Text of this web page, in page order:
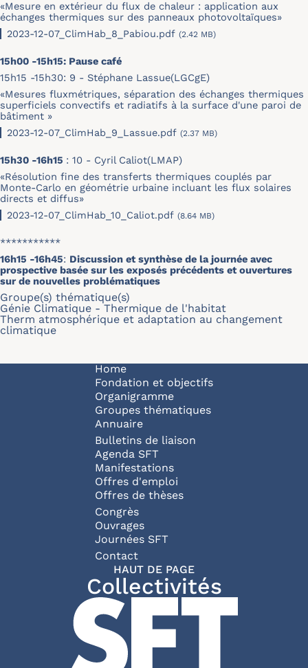
«Mesure en extérieur du flux de chaleur : application aux
échanges thermiques sur des panneaux photovoltaïques»
2023-12-07_ClimHab_8_Pabiou.pdf (2.42 MB)
15h00 -15h15: Pause café
15h15 -15h30: 9 - Stéphane Lassue(LGCgE)
«Mesures fluxmétriques, séparation des échanges thermiques
superficiels convectifs et radiatifs à la surface d'une paroi de
bâtiment »
2023-12-07_ClimHab_9_Lassue.pdf (2.37 MB)
15h30 -16h15 : 10 - Cyril Caliot(LMAP)
«Résolution fine des transferts thermiques couplés par
Monte-Carlo en géométrie urbaine incluant les flux solaires
directs et diffus»
2023-12-07_ClimHab_10_Caliot.pdf (8.64 MB)
***********
16h15 -16h45: Discussion et synthèse de la journée avec
prospective basée sur les exposés précédents et ouvertures
sur de nouvelles problématiques
Groupe(s) thématique(s)
Génie Climatique - Thermique de l'habitat
Therm atmosphérique et adaptation au changement
climatique
Navigation principale
Home
Fondation et objectifs
Organigramme
Groupes thématiques
Annuaire
Bulletins de liaison
Agenda SFT
Manifestations
Offres d'emploi
Offres de thèses
Congrès
Ouvrages
Journées SFT
Pied de page
Contact
HAUT DE PAGE
Collectivités